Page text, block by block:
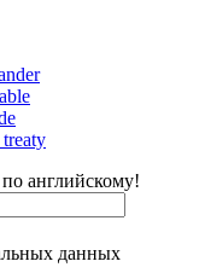
английскому!
данных